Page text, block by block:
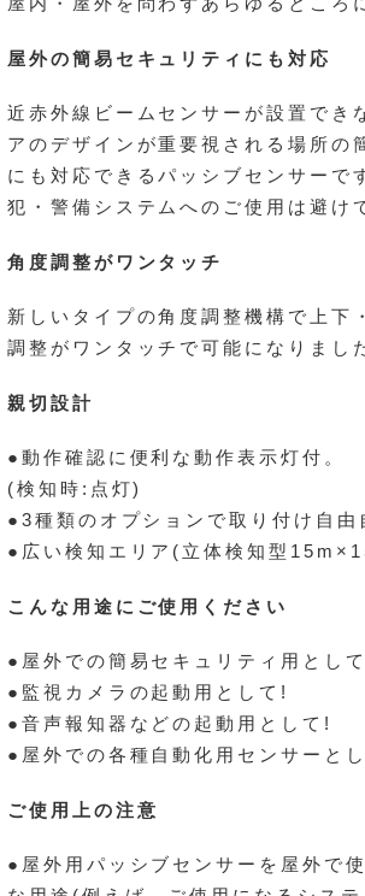
屋内・屋外を問わずあらゆるところ
屋外の簡易セキュリティにも対応
近赤外線ビームセンサーが設置でき
アのデザインが重要視される場所の
にも対応できるパッシブセンサーで
犯・警備システムへのご使用は避け
角度調整がワンタッチ
新しいタイプの角度調整機構で上下
調整がワンタッチで可能になりまし
親切設計
●動作確認に便利な動作表示灯付。
(検知時:点灯)
●3種類のオプションで取り付け自由
●広い検知エリア(立体検知型
こんな用途にご使用ください
●屋外での簡易セキュリティ用とし
●監視カメラの起動用として!
●音声報知器などの起動用として!
●屋外での各種自動化用センサーと
ご使用上の注意
●屋外用パッシブセンサーを屋外で